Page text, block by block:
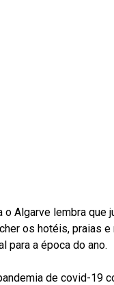
o Algarve lembra
os hotéis, praias
para a época do ano.
de covid-19